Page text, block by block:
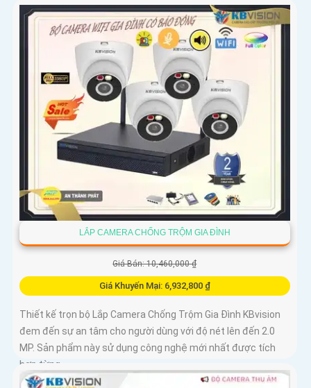
LẮP CAMERA CHỐNG TRỘM GIA ĐÌNH
Giá Bán: 10,460,000 ₫
Giá Khuyến Mại: 6,932,800 ₫
Thiết kế trọn bộ Lắp Camera Chống Trộm Gia Đình KBvision
đem đến sự an tâm cho người dùng với độ nét lên đến 2.0
MP. Sản phẩm này sử dụng công nghệ mới nhất được tích
hợp từng...